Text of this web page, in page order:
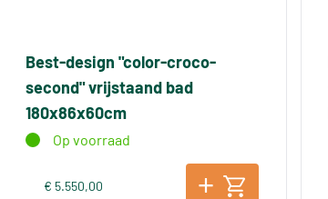
Best-design "color-croco-
second" vrijstaand bad
180x86x60cm
Op voorraad
€ 5.550,00